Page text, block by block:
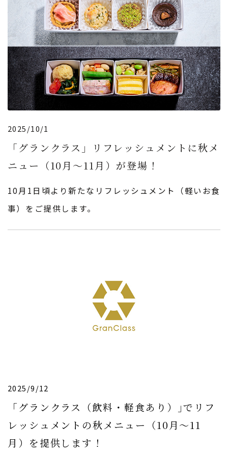
2025/10/1
「グランクラス」リフレッシュメントに秋メ
ニュー（10月〜11月）が登場！
10月1日頃より新たなリフレッシュメント（軽いお食
事）をご提供します。
2025/9/12
「グランクラス（飲料・軽食あり）｣でリフ
レッシュメントの秋メニュー（10月〜11
月）を提供します！